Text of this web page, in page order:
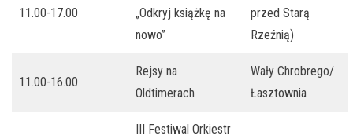
11.00-17.00
„Odkryj książkę na
nowo”
przed Starą
Rzeźnią)
11.00-16.00
Rejsy na
Oldtimerach
Wały Chrobrego/
Łasztownia
III Festiwal Orkiestr